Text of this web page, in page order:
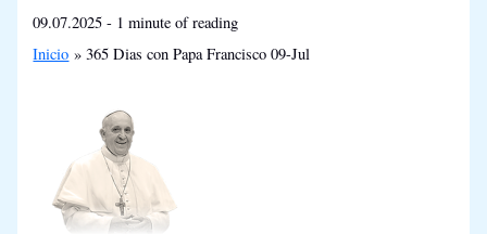
09.07.2025- 1 minute of reading
Inicio
365 Dias con Papa Francisco 09-Jul